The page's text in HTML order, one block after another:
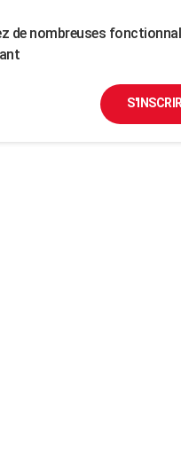
de nombreuses